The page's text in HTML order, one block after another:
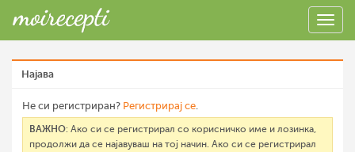
Најава
Не си регистриран? Регистрирај се.
ВАЖНО: Ако си се регистрирал со корисничко име и лозинка,
продолжи да се најавуваш на тој начин. Ако си се регистрирал